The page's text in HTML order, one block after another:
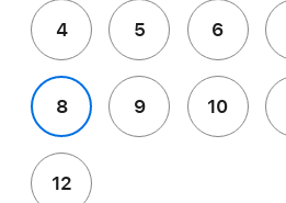
4 5 6
8 9 10
12